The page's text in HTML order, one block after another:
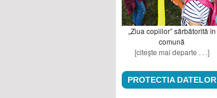
„Ziua copiilor” sărbătorită în
comună
[citeşte mai departe . . .]
PROTECTIA DATELOR